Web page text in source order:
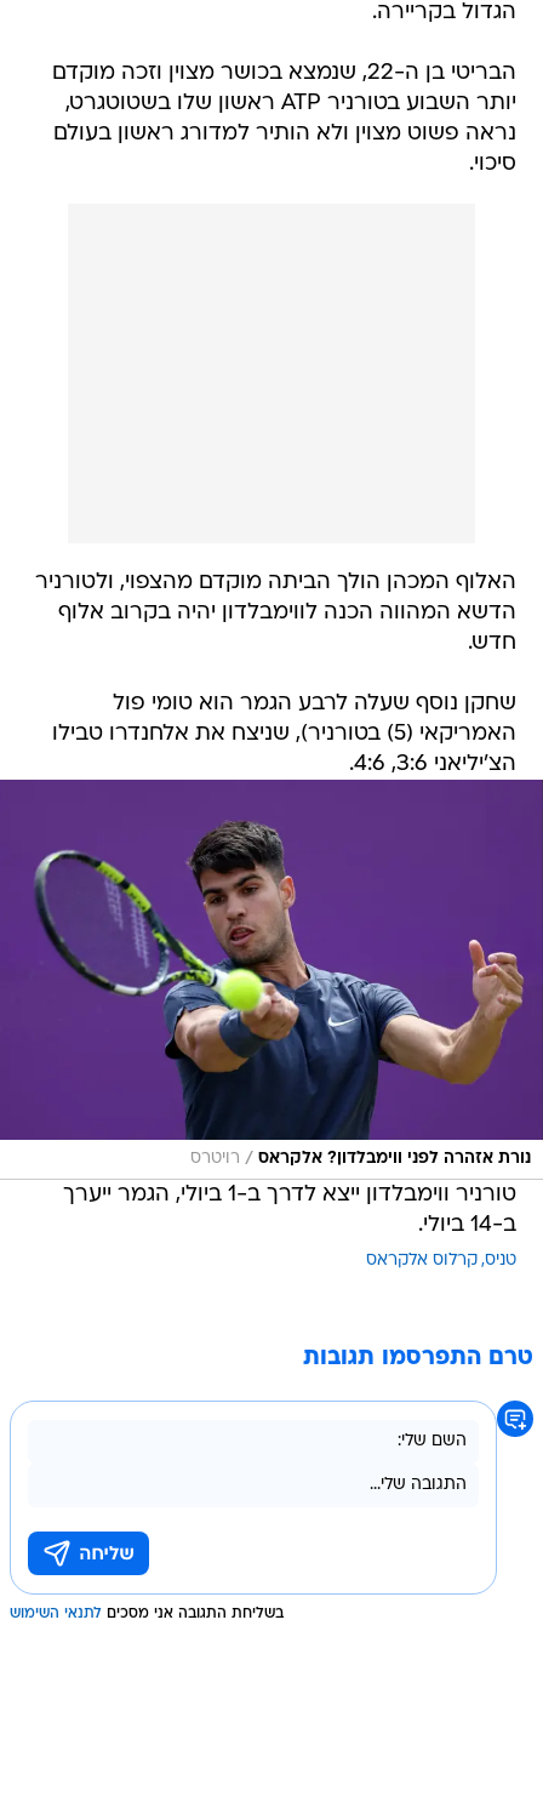
הגדול בקריירה.
הבריטי בן ה-22, שנמצא בכושר מצוין וזכה מוקדם
יותר השבוע בטורניר ATP ראשון שלו בשטוטגרט,
נראה פשוט מצוין ולא הותיר למדורג ראשון בעולם
סיכוי.
האלוף המכהן הולך הביתה מוקדם מהצפוי, ולטורניר
הדשא המהווה הכנה לווימבלדון יהיה בקרוב אלוף
חדש.
שחקן נוסף שעלה לרבע הגמר הוא טומי פול
האמריקאי (5) בטורניר), שניצח את אלחנדרו טבילו
הצ'יליאני 3:6, 4:6.
נורת אזהרה לפני ווימבלדון? אלקראס / רויטרס
טורניר ווימבלדון ייצא לדרך ב-1 ביולי, הגמר ייערך
ב-14 ביולי.
טניס קרלוס אלקראס
טרם התפרסמו תגובות
בשליחת התגובה אני מסכים לתנאי השימוש